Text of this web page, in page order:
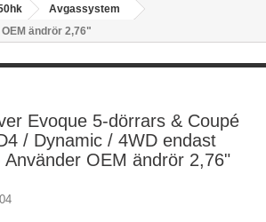
Avgassystem
ändrör 2,76"
Evoque 5-dörrars & Coupé
/ Dynamic / 4WD endast
Använder OEM ändrör 2,76"